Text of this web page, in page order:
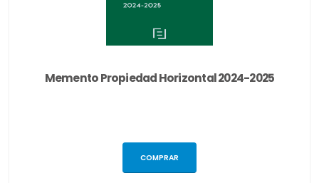
Memento Propiedad Horizontal 2024-2025
COMPRAR